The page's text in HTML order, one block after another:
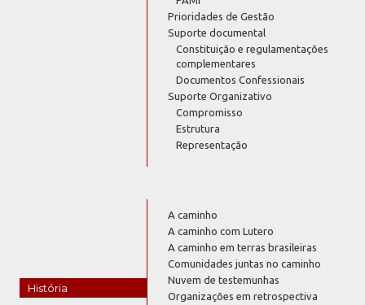
Prioridades de Gestão
Suporte documental
Constituição e regulamentações
complementares
Documentos Confessionais
Suporte Organizativo
Compromisso
Estrutura
Representação
História
A caminho
A caminho com Lutero
A caminho em terras brasileiras
Comunidades juntas no caminho
Nuvem de testemunhas
Organizações em retrospectiva